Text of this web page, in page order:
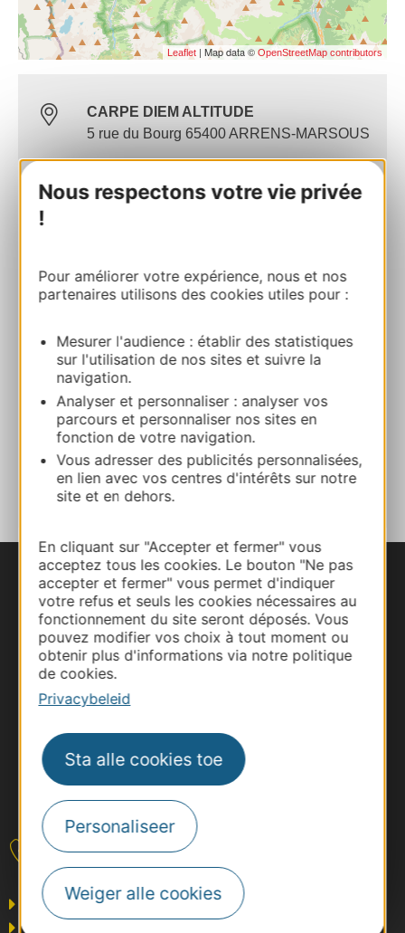
Nous respectons votre vie privée
!
Pour améliorer votre expérience, nous et nos
partenaires utilisons des cookies utiles pour :
Mesurer l'audience : établir des statistiques
sur l'utilisation de nos sites et suivre la
navigation.
Analyser et personnaliser : analyser vos
parcours et personnaliser nos sites en
fonction de votre navigation.
Vous adresser des publicités personnalisées,
en lien avec vos centres d'intérêts sur notre
site et en dehors.
En cliquant sur "Accepter et fermer" vous
acceptez tous les cookies. Le bouton "Ne pas
accepter et fermer" vous permet d'indiquer
votre refus et seuls les cookies nécessaires au
fonctionnement du site seront déposés. Vous
pouvez modifier vos choix à tout moment ou
obtenir plus d'informations via notre politique
de cookies.
Privacybeleid
Sta alle cookies toe
Personaliseer
Weiger alle cookies
Leaflet | Map data © OpenStreetMap contributors
CARPE DIEM ALTITUDE
5 rue du Bourg 65400 ARRENS-MARSOUS
E-mail
Website
Facebook
TOEVOEGEN
AAN NOTITIEBOEKJE
#VoyageOccitanie
Contact
Business/Mice